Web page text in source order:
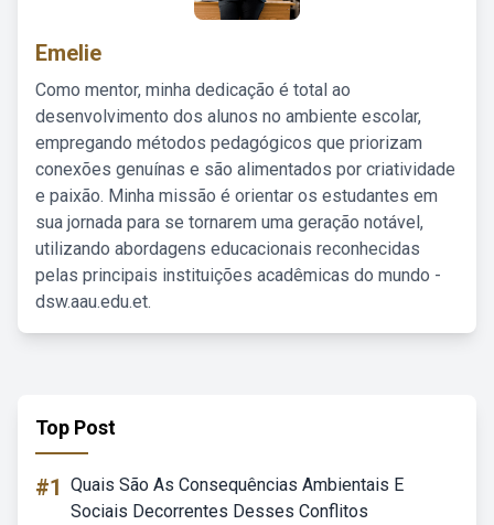
Emelie
Como mentor, minha dedicação é total ao
desenvolvimento dos alunos no ambiente escolar,
empregando métodos pedagógicos que priorizam
conexões genuínas e são alimentados por criatividade
e paixão. Minha missão é orientar os estudantes em
sua jornada para se tornarem uma geração notável,
utilizando abordagens educacionais reconhecidas
pelas principais instituições acadêmicas do mundo -
dsw.aau.edu.et.
Top Post
#1 Quais São As Consequências Ambientais E
Sociais Decorrentes Desses Conflitos